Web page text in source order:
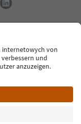
Polityka prywatności